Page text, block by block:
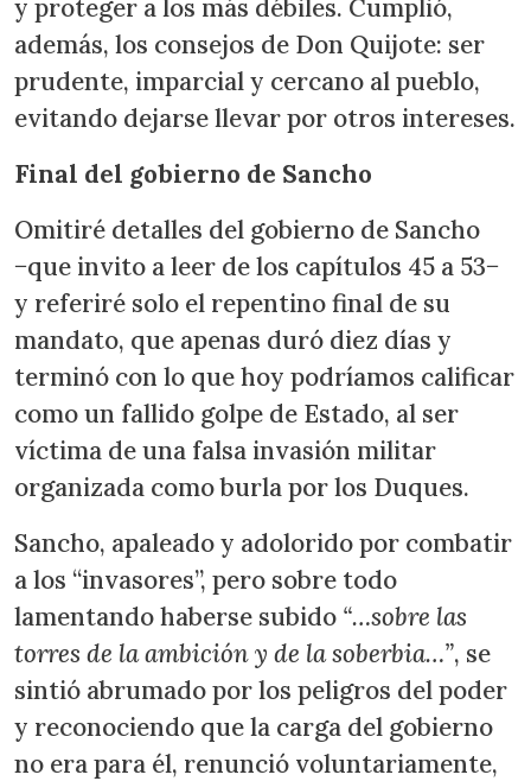
y proteger a los más débiles. Cumplió,
además, los consejos de Don Quijote: ser
prudente, imparcial y cercano al pueblo,
evitando dejarse llevar por otros intereses.
Final del gobierno de Sancho
Omitiré detalles del gobierno de Sancho
−que invito a leer de los capítulos 45 a 53−
y referiré solo el repentino final de su
mandato, que apenas duró diez días y
terminó con lo que hoy podríamos calificar
como un fallido golpe de Estado, al ser
víctima de una falsa invasión militar
organizada como burla por los Duques.
Sancho, apaleado y adolorido por combatir
a los “invasores”, pero sobre todo
lamentando haberse subido “…sobre las
torres de la ambición y de la soberbia…”, se
sintió abrumado por los peligros del poder
y reconociendo que la carga del gobierno
no era para él, renunció voluntariamente,